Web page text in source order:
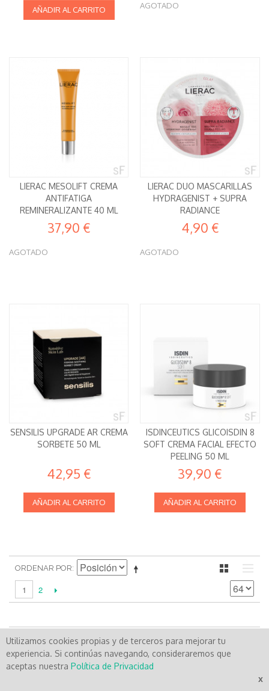
AÑADIR AL CARRITO AGOTADO
LIERAC MESOLIFT CREMA
ANTIFATIGA
REMINERALIZANTE 40 ML
37,90 €
AGOTADO
LIERAC DUO MASCARILLAS
HYDRAGENIST + SUPRA
RADIANCE
4,90 €
AGOTADO
SENSILIS UPGRADE AR CREMA
SORBETE 50 ML
42,95 €
AÑADIR AL CARRITO
ISDINCEUTICS GLICOISDIN 8
SOFT CREMA FACIAL EFECTO
PEELING 50 ML
39,90 €
AÑADIR AL CARRITO
ORDENAR POR
1 2
SERVICIOFARMA
BLOG
Utilizamos cookies propias y de terceros para mejorar tu
experiencia. Si continúas navegando, consideraremos que
aceptas nuestra Política de Privacidad
x